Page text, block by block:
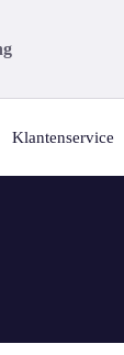
Klantenservice